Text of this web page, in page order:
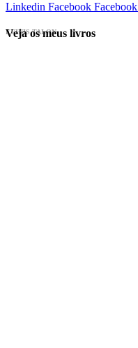
Linkedin Facebook Facebook
EVINIS TALON
Veja os meus livros